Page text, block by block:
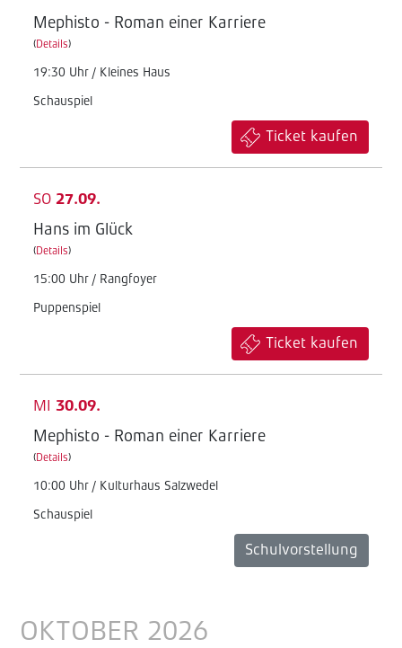
Mephisto - Roman einer Karriere
(Details)
19:30 Uhr / Kleines Haus
Schauspiel
Ticket kaufen
SO 27.09.
Hans im Glück
(Details)
15:00 Uhr / Rangfoyer
Puppenspiel
Ticket kaufen
MI 30.09.
Mephisto - Roman einer Karriere
(Details)
10:00 Uhr / Kulturhaus Salzwedel
Schauspiel
Schulvorstellung
OKTOBER 2026